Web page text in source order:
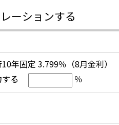
ーションする
年固定 3.799％（8月金利）
る
％